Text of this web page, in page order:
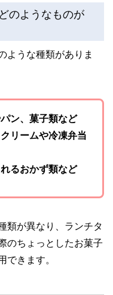
ーと金融や経済に精通した
築くことで、内容のわかり
えのあるコンテンツと確か
のようなものが
ような種類がありま
ン、菓子類など
リームや冷凍弁当
るおかず類など
類が異なり、ランチタ
のちょっとしたお菓子
できます。